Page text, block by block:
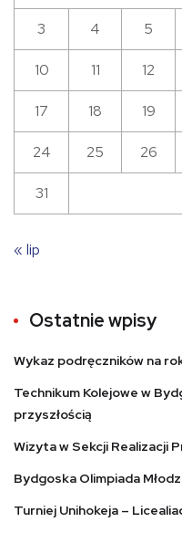
3 4 5
10 11 12
17 18 19
24 25 26
31
« lip
Ostatnie wpisy
Wykaz podręczników na
Technikum Kolejowe w
przyszłością
Wizyta w Sekcji Realizacji
Bydgoska Olimpiada
Turniej Unihokeja –